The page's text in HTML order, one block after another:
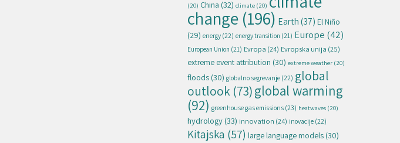
(20) China (32) climate (20)
change (196) Earth (37) El Niño
(29) energy (22) energy transition (21) Europe (42)
European Union (21) Evropa (24) Evropska unija (25)
extreme event attribution (30) extreme weather (20)
floods (30) globalno segrevanje (22) global
outlook (73)global warming
(92) greenhouse gas emissions (23) heatwaves (20)
hydrology(33) innovation (24) inovacije (22)
Kitajska (57) large language models (30)